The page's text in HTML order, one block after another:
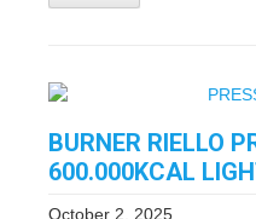
BURNER RIELLO
600.000KCAL
October 2, 2025